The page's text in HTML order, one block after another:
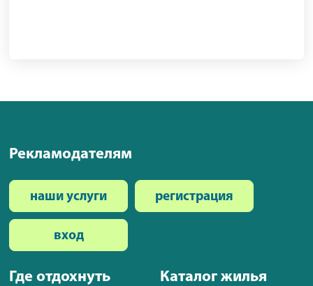
Где отдохнуть
Каталог жилья
Рекламодателям
наши услуги регистрация
вход